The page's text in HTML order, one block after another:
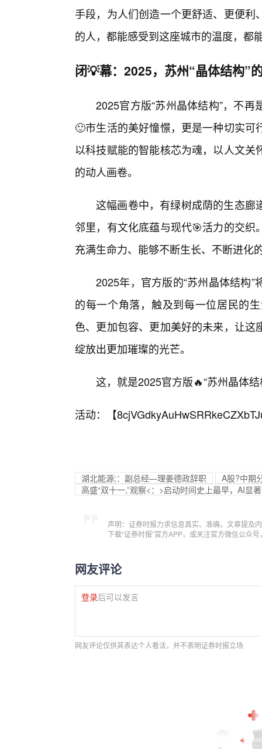
手段，为人们创造一个更舒适、更便
的人，都能感受到这座城市的温度，都
闭💡幕：2025，苏州“晶体结构”
2025官方版“苏州晶体结构”，不
🙂市生活的美好憧憬，更是一种切实
以科技赋能的智能核芯为魂，以人文
的动人画卷。
这幅画卷中，有绿树成荫的生态廊
邻里，有文化底蕴与现代🎯活力的交
充满生命力、能够不断生长、不断进化
2025年，官方版的“苏州晶体结构
的每一个角落，触及到每一位居民的
色、更加包容、更加美好的未来，让
绽放出更加璀璨的光芒。
这，就是2025官方版🔥“苏州晶体
活动：【
湖北能源;：副总经—理姜德政辞职
A股?中期
高盛“双十一,”观察<：>启动时间史上最早，AI显
声明：证券时报力求信息真实、准确，文章提及
下载“证券时报”官方APP，或关注官方微信公众
网友评论
登录后可以发言
网友评论仅供其表达个人看法，并不表明证券时报立场